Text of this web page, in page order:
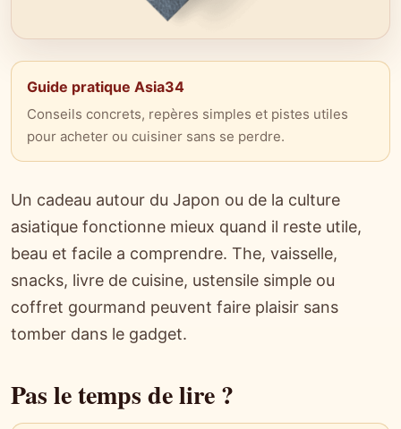
Guide pratique Asia34
Conseils concrets, repères simples et pistes utiles
pour acheter ou cuisiner sans se perdre.
Un cadeau autour du Japon ou de la culture
asiatique fonctionne mieux quand il reste utile,
beau et facile a comprendre. The, vaisselle,
snacks, livre de cuisine, ustensile simple ou
coffret gourmand peuvent faire plaisir sans
tomber dans le gadget.
Pas le temps de lire ?